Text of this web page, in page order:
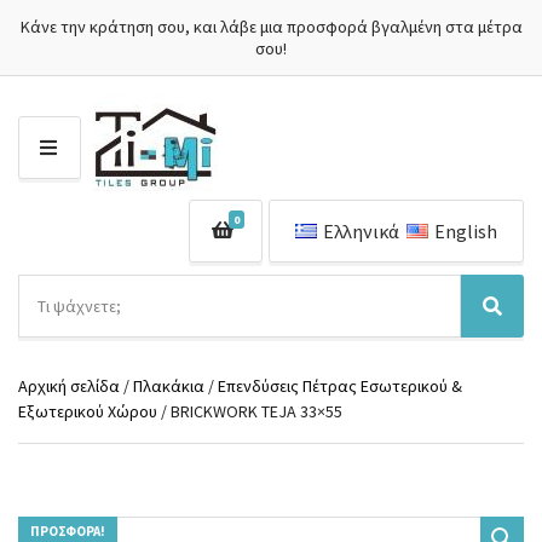
Κάνε την κράτηση σου, και λάβε μια προσφορά βγαλμένη στα μέτρα
σου!
Μ
Ε
ν
μ
α
κ
α
ή
τ
Α
ν
τ
0 Ελληνικά English
Αρχική σελίδα /Πλακάκια /Επενδύσεις Πέτρας Εσωτερικού &
Εξωτερικού Χώρου / BRICKWORK TEJA 33×55
ΠΡΟΣΦΟΡΆ!